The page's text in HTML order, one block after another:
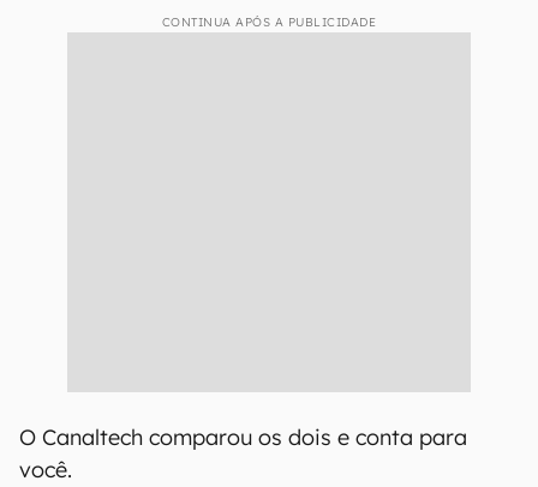
CONTINUA APÓS A PUBLICIDADE
O Canaltech comparou os dois e conta para
você.